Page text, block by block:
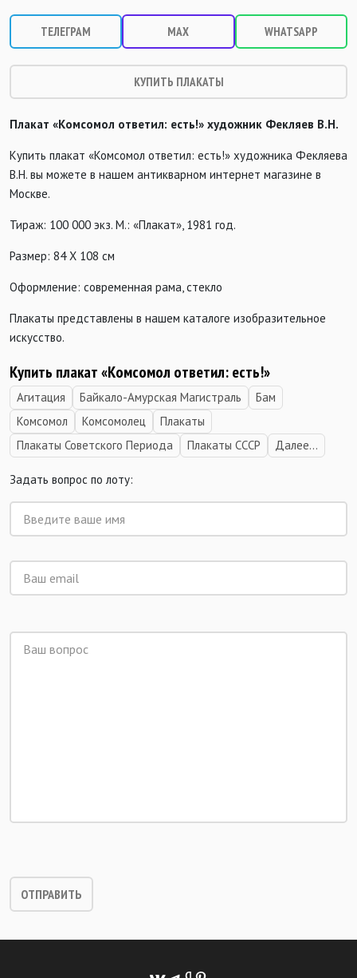
ТЕЛЕГРАМ MAX WHATSAPP
КУПИТЬ ПЛАКАТЫ
Плакат «Комсомол ответил: есть!» художник Фекляев В.Н.
Купить плакат «Комсомол ответил: есть!» художника Фекляева
В.Н. вы можете в нашем антикварном интернет магазине в
Москве.
Тираж: 100 000 экз. М.: «Плакат», 1981 год.
Размер: 84 Х 108 см
Оформление: современная рама, стекло
Плакаты представлены в нашем каталоге изобразительное
искусство.
Купить плакат «Комсомол ответил: есть!»
Агитация Байкало-Амурская Магистраль
Бам
Комсомол
Комсомолец
Плакаты
Плакаты Советского Периода
Плакаты СССР Далее...
Задать вопрос по лоту: